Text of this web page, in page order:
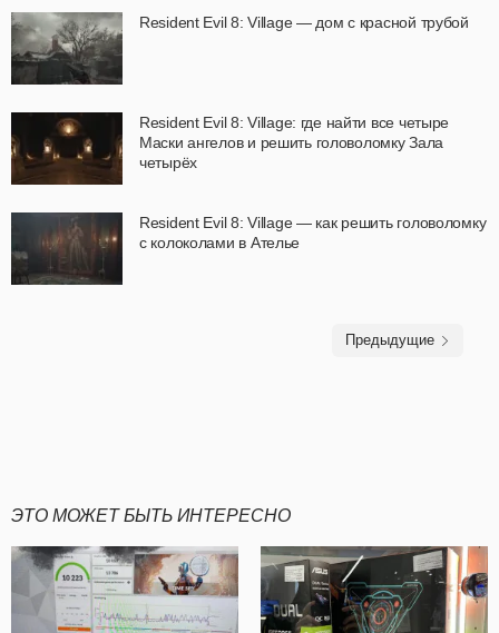
Resident Evil 8: Village — дом с красной трубой
Resident Evil 8: Village: где найти все четыре
Маски ангелов и решить головоломку Зала
четырёх
Resident Evil 8: Village — как решить головоломку
с колоколами в Ателье
Предыдущие
ЭТО МОЖЕТ БЫТЬ ИНТЕРЕСНО